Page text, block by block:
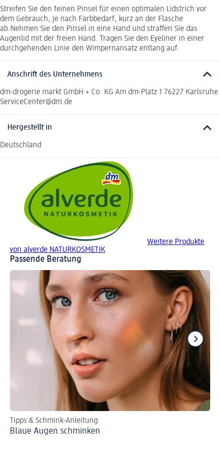
Streifen Sie den feinen Pinsel für einen optimalen Lidstrich vor
dem Gebrauch, je nach Farbbedarf, kurz an der Flasche
ab.Nehmen Sie den Pinsel in eine Hand und straffen Sie das
Augenlid mit der freien Hand. Tragen Sie den Eyeliner in einer
durchgehenden Linie den Wimpernansatz entlang auf.
Anschrift des Unternehmens
dm-drogerie markt GmbH + Co. KG Am dm-Platz 1 76227 Karlsruhe
ServiceCenter@dm.de
Hergestellt in
Deutschland
Weitere Produkte
von alverde NATURKOSMETIK
Passende Beratung
Tipps & Schmink-Anleitung
Blaue Augen schminken